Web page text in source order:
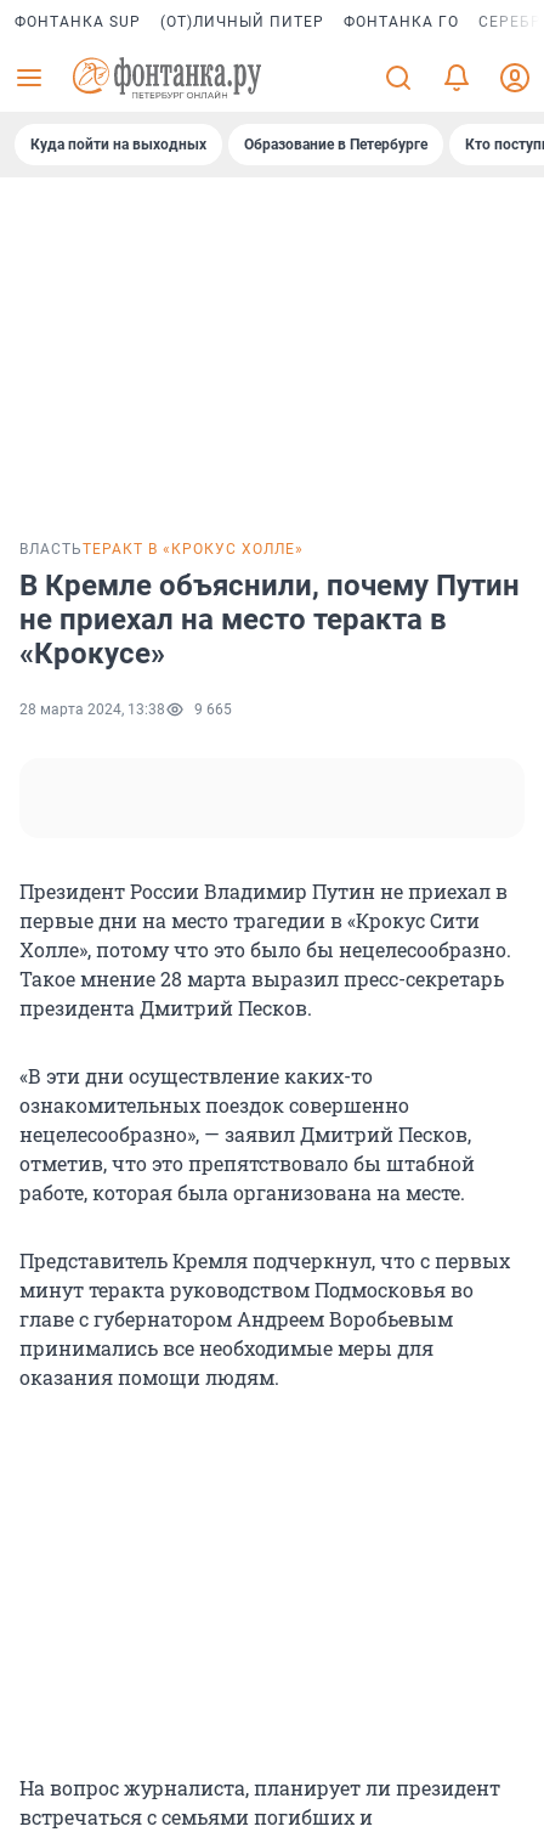
ФОНТАНКА SUP (ОТ)ЛИЧНЫЙ ПИТЕР ФОНТАНКА ГО
Куда пойти на выходных Образование в Петербурге Кто
ВЛАСТЬТЕРАКТ В «КРОКУС ХОЛЛЕ»
В Кремле объяснили, почему Путин
не приехал на место теракта в
«Крокусе»
28 марта 2024, 13:38 9 665
Президент России Владимир Путин не приехал в
первые дни на место трагедии в «Крокус Сити
Холле», потому что это было бы нецелесообразно.
Такое мнение 28 марта выразил пресс-секретарь
президента Дмитрий Песков.
«В эти дни осуществление каких-то
ознакомительных поездок совершенно
нецелесообразно», — заявил Дмитрий Песков,
отметив, что это препятствовало бы штабной
работе, которая была организована на месте.
Представитель Кремля подчеркнул, что с первых
минут теракта руководством Подмосковья во
главе с губернатором Андреем Воробьевым
принимались все необходимые меры для
оказания помощи людям.
На вопрос журналиста, планирует ли президент
встречаться с семьями погибших и